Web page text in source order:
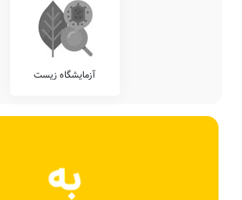
آزمایشگاه زیست